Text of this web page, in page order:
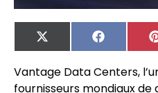
X
(Twitter)
Facebook
Vantage Data Centers,
fournisseurs mondiaux